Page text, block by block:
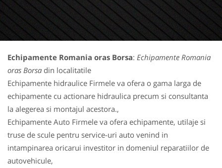
Echipamente Romania oras Borsa: Echipamente Romania
oras Borsa din localitatile
Echipamente hidraulice Firmele va ofera o gama larga de
echipamente cu actionare hidraulica precum si consultanta
la alegerea si montajul acestora.,
Echipamente Auto Firmele va ofera echipamente, utilaje si
truse de scule pentru service-uri auto venind in
intampinarea oricarui investitor in domeniul reparatiilor de
autovehicule,